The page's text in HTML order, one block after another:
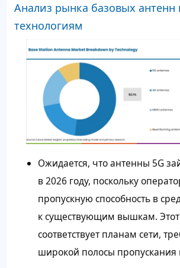
Анализ рынка базовых антенн
технологиям
Ожидается, что антенны 5G
в 2026 году, поскольку
пропускную способность в
к существующим вышкам. Этот
соответствует планам сети,
широкой полосы пропускания